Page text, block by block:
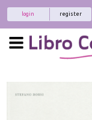
register
login